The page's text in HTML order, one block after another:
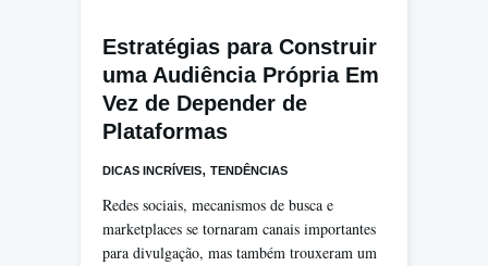
Estratégias para Construir
uma Audiência Própria Em
Vez de Depender de
Plataformas
DICAS INCRÍVEIS, TENDÊNCIAS
Redes sociais, mecanismos de busca e
marketplaces se tornaram canais importantes
para divulgação, mas também trouxeram um